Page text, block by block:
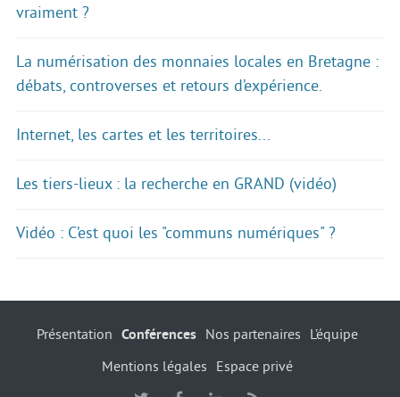
vraiment ?
La numérisation des monnaies locales en Bretagne :
débats, controverses et retours d’expérience.
Internet, les cartes et les territoires...
Les tiers-lieux : la recherche en GRAND (vidéo)
Vidéo : C’est quoi les "communs numériques" ?
Présentation Conférences Nos partenaires
L’équipe
Mentions légales
Espace privé